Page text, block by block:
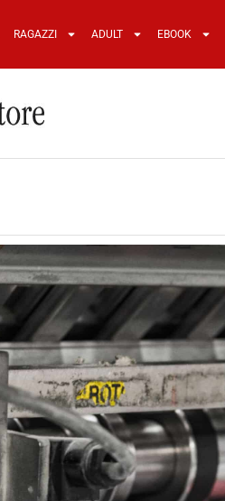
RAGAZZI ADULT EBOOK